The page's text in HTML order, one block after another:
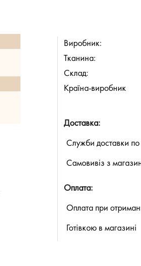
Виробник:
Тканина:
Склад:
Країна-виробник
Доставка:
Служби доставки по
Самовивіз з
Оплата:
Оплата при
Готівкою в магазині